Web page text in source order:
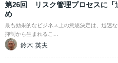
第26回 リスク管理プロセスに「
め
最も効果的なビジネス上の意思決定は、迅速
抑制から生まれるこ…
鈴木 英夫